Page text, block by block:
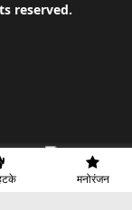
मनोरंजन
reserved.